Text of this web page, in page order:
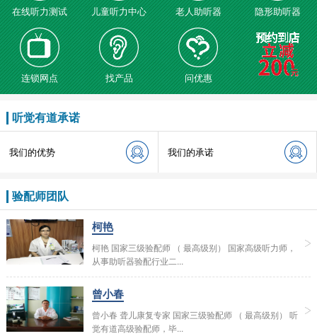
在线听力测试 儿童听力中心 老人助听器 隐形助听器
连锁网点 找产品 问优惠
听觉有道承诺
我们的优势 我们的承诺
验配师团队
柯艳
柯艳 国家三级验配师 （ 最高级别） 国家高级听力师，
从事助听器验配行业二...
曾小春
曾小春 聋儿康复专家 国家三级验配师 （ 最高级别） 听
觉有道高级验配师，毕...